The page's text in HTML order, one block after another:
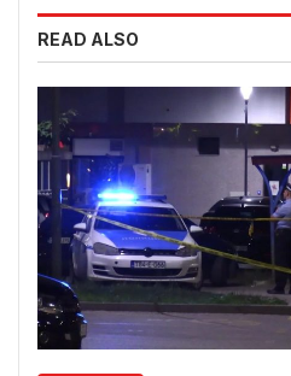
READ ALSO